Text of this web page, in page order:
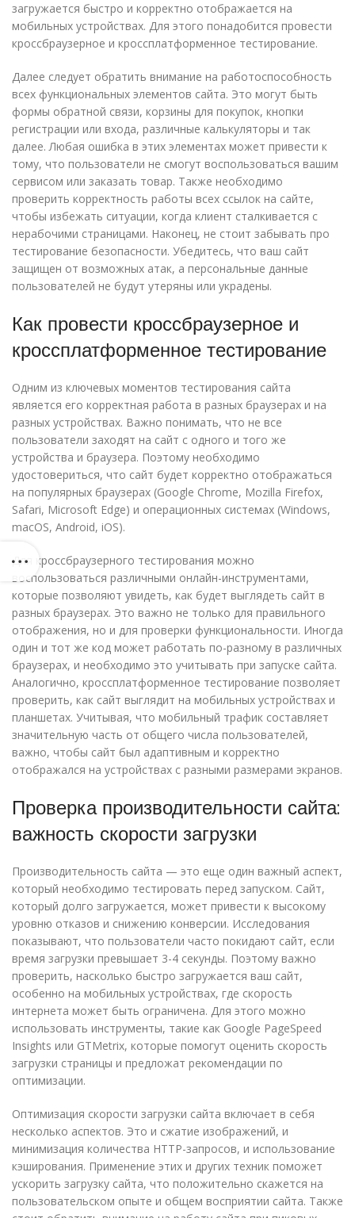
загружается быстро и корректно отображается на
мобильных устройствах. Для этого понадобится провести
кроссбраузерное и кроссплатформенное тестирование.
Далее следует обратить внимание на работоспособность
всех функциональных элементов сайта. Это могут быть
формы обратной связи, корзины для покупок, кнопки
регистрации или входа, различные калькуляторы и так
далее. Любая ошибка в этих элементах может привести к
тому, что пользователи не смогут воспользоваться вашим
сервисом или заказать товар. Также необходимо
проверить корректность работы всех ссылок на сайте,
чтобы избежать ситуации, когда клиент сталкивается с
нерабочими страницами. Наконец, не стоит забывать про
тестирование безопасности. Убедитесь, что ваш сайт
защищен от возможных атак, а персональные данные
пользователей не будут утеряны или украдены.
Как провести кроссбраузерное и
кроссплатформенное тестирование
Одним из ключевых моментов тестирования сайта
является его корректная работа в разных браузерах и на
разных устройствах. Важно понимать, что не все
пользователи заходят на сайт с одного и того же
устройства и браузера. Поэтому необходимо
удостовериться, что сайт будет корректно отображаться
на популярных браузерах (Google Chrome, Mozilla Firefox,
Safari, Microsoft Edge) и операционных системах (Windows,
macOS, Android, iOS).
Для кроссбраузерного тестирования можно
воспользоваться различными онлайн-инструментами,
которые позволяют увидеть, как будет выглядеть сайт в
разных браузерах. Это важно не только для правильного
отображения, но и для проверки функциональности. Иногда
один и тот же код может работать по-разному в различных
браузерах, и необходимо это учитывать при запуске сайта.
Аналогично, кроссплатформенное тестирование позволяет
проверить, как сайт выглядит на мобильных устройствах и
планшетах. Учитывая, что мобильный трафик составляет
значительную часть от общего числа пользователей,
важно, чтобы сайт был адаптивным и корректно
отображался на устройствах с разными размерами экранов.
Проверка производительности сайта:
важность скорости загрузки
Производительность сайта — это еще один важный аспект,
который необходимо тестировать перед запуском. Сайт,
который долго загружается, может привести к высокому
уровню отказов и снижению конверсии. Исследования
показывают, что пользователи часто покидают сайт, если
время загрузки превышает 3-4 секунды. Поэтому важно
проверить, насколько быстро загружается ваш сайт,
особенно на мобильных устройствах, где скорость
интернета может быть ограничена. Для этого можно
использовать инструменты, такие как Google PageSpeed
Insights или GTMetrix, которые помогут оценить скорость
загрузки страницы и предложат рекомендации по
оптимизации.
Оптимизация скорости загрузки сайта включает в себя
несколько аспектов. Это и сжатие изображений, и
минимизация количества HTTP-запросов, и использование
кэширования. Применение этих и других техник поможет
ускорить загрузку сайта, что положительно скажется на
пользовательском опыте и общем восприятии сайта. Также